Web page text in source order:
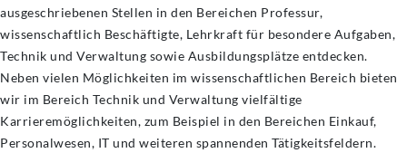
ausgeschriebenen Stellen in den Bereichen Professur,
wissenschaftlich Beschäftigte, Lehrkraft für besondere Aufgaben,
Technik und Verwaltung sowie Ausbildungsplätze entdecken.
Neben vielen Möglichkeiten im wissenschaftlichen Bereich bieten
wir im Bereich Technik und Verwaltung vielfältige
Karrieremöglichkeiten, zum Beispiel in den Bereichen Einkauf,
Personalwesen, IT und weiteren spannenden Tätigkeitsfeldern.